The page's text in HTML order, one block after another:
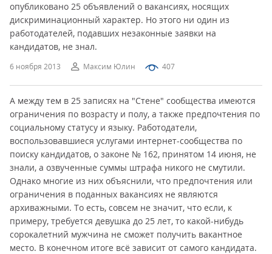
6 ноября 2013 Максим Юлин 407
опубликовано 25 объявлений о вакансиях, носящих
дискриминационный характер. Но этого ни один из
работодателей, подавших незаконные заявки на
кандидатов, не знал.
А между тем в 25 записях на "Стене" сообщества имеются
ограничения по возрасту и полу, а также предпочтения по
социальному статусу и языку. Работодатели,
воспользовавшиеся услугами интернет-сообщества по
поиску кандидатов, о законе № 162, принятом 14 июня, не
знали, а озвученные суммы штрафа никого не смутили.
Однако многие из них объяснили, что предпочтения или
ограничения в поданных вакансиях не являются
архиважными. То есть, совсем не значит, что если, к
примеру, требуется девушка до 25 лет, то какой-нибудь
сорокалетний мужчина не сможет получить вакантное
место. В конечном итоге всё зависит от самого кандидата.